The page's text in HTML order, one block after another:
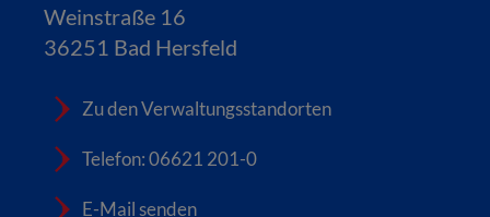
Weinstraße 16
36251 Bad Hersfeld
Zu den Verwaltungsstandorten
Telefon: 06621 201-0
E-Mail senden